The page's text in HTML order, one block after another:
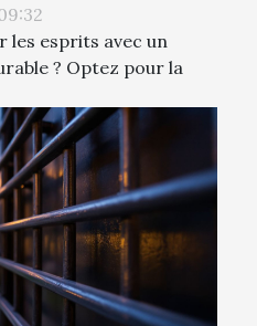
les esprits avec un
? Optez pour la